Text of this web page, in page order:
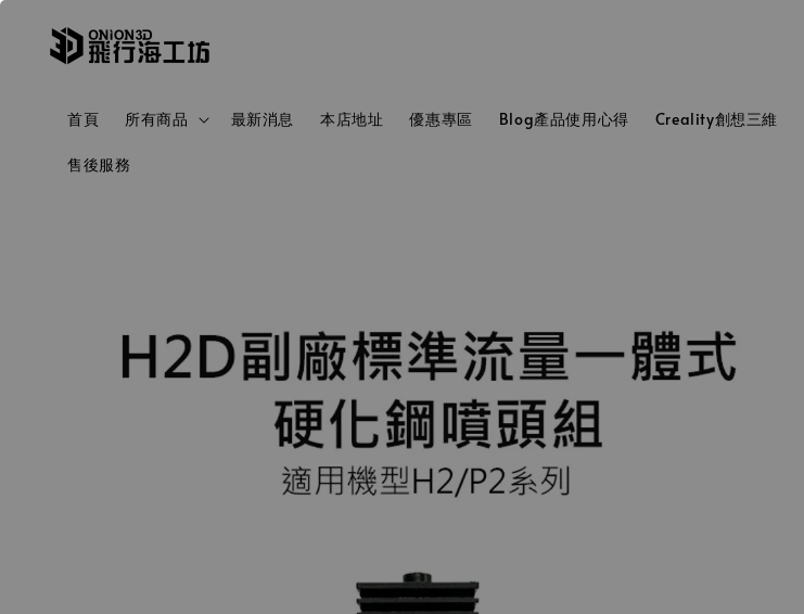
首頁 所有商品 最新消息 本店地址 優惠專區 Blog產品使用心得 Creality創想三維
售後服務